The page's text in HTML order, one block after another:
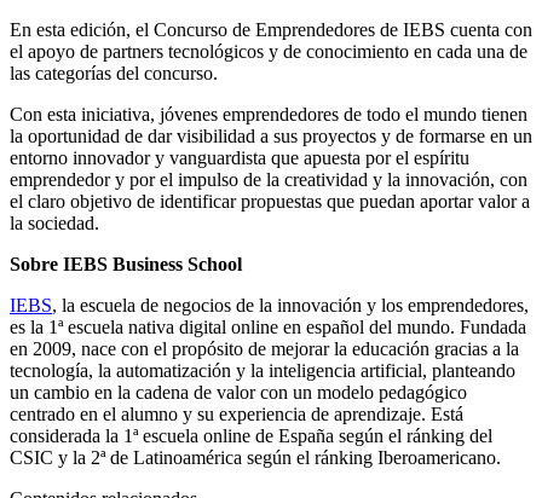
En esta edición, el Concurso de Emprendedores de IEBS cuenta con
el apoyo de partners tecnológicos y de conocimiento en cada una de
las categorías del concurso.
Con esta iniciativa, jóvenes emprendedores de todo el mundo tienen
la oportunidad de dar visibilidad a sus proyectos y de formarse en un
entorno innovador y vanguardista que apuesta por el espíritu
emprendedor y por el impulso de la creatividad y la innovación, con
el claro objetivo de identificar propuestas que puedan aportar valor a
la sociedad.
Sobre IEBS Business School
IEBS, la escuela de negocios de la innovación y los emprendedores,
es la 1ª escuela nativa digital online en español del mundo. Fundada
en 2009, nace con el propósito de mejorar la educación gracias a la
tecnología, la automatización y la inteligencia artificial, planteando
un cambio en la cadena de valor con un modelo pedagógico
centrado en el alumno y su experiencia de aprendizaje. Está
considerada la 1ª escuela online de España según el ránking del
CSIC y la 2ª de Latinoamérica según el ránking Iberoamericano.